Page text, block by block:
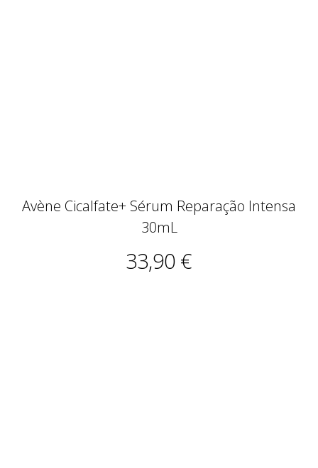
Avène Cicalfate+ Sérum Reparação Intensa
30mL
33,90 €